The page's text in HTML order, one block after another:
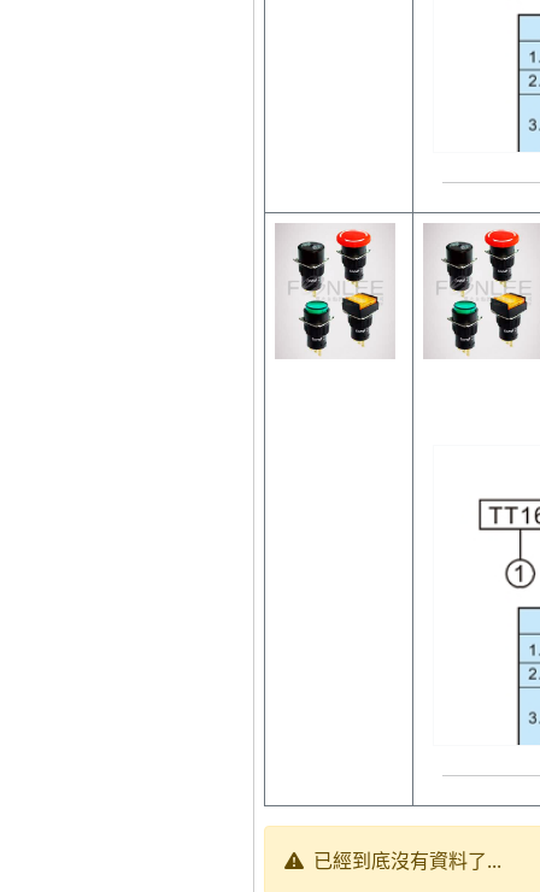
已經到底沒有資料了...